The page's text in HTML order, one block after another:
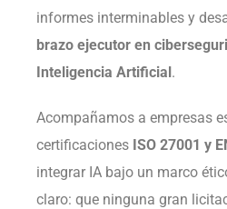
informes interminables y
brazo ejecutor en
Inteligencia Artificial.
Acompañamos a empresas
certificaciones ISO 27001 y
integrar IA bajo un marco
claro: que ninguna gran